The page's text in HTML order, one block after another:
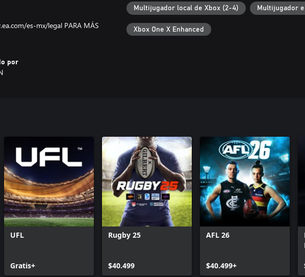
es-mx/legal PARA MÁS
por
Multijugador local de Xbox (2-4) Multijugador
Xbox One X Enhanced
UFL
Gratis+
Rugby 25
$40.499
AFL 26
$40.499+